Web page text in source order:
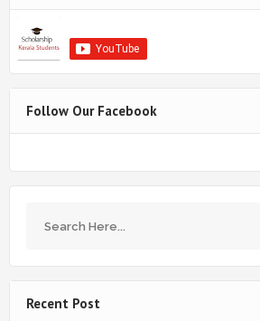
Follow Our Facebook
Recent Post